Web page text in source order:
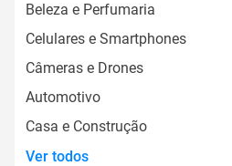
Beleza e Perfumaria
Celulares e Smartphones
Câmeras e Drones
Automotivo
Casa e Construção
Ver todos